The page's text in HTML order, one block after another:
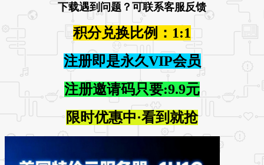
下载遇到问题？可联系客服反馈
积分兑换比例：1:1
注册即是永久VIP会员
注册邀请码只要:9.9元
限时优惠中·看到就抢